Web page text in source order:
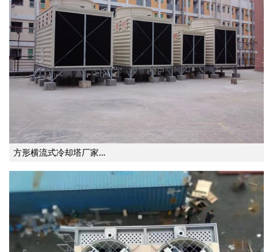
方形横流式冷却塔厂家…